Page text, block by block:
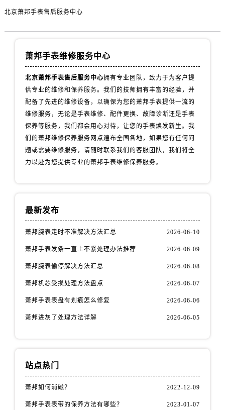
北京萧邦手表售后服务中心
萧邦手表维修服务中心
北京萧邦手表售后服务中心拥有专业团队，致力于为客户提
供专业的维修和保养服务。我们的技师拥有丰富的经验，并
配备了先进的维修设备，以确保为您的萧邦手表提供一流的
维修服务，无论是手表维修、配件更换、故障诊断还是手表
保养等服务，我们都会用心对待，让您的手表焕发新生。我
们的萧邦维修保养服务网点遍布全国各地，如果您有任何问
题或需要维修服务，请随时联系我们的客服团队，我们将全
力以赴为您提供专业的萧邦手表维修保养服务。
最新发布
萧邦腕表走时不准解决方法汇总 2026-06-10
萧邦手表发条一直上不紧处理办法推荐 2026-06-09
萧邦腕表偷停解决方法汇总 2026-06-08
萧邦机芯受损处理方法盘点 2026-06-07
萧邦手表表盘有划痕怎么修复 2026-06-06
萧邦进灰了处理方法详解 2026-06-05
站点热门
萧邦如何消磁？ 2022-12-09
萧邦手表表带的保养方法有哪些？ 2023-01-07